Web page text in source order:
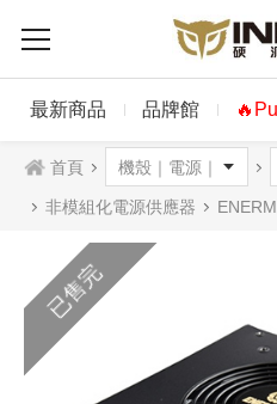
最新商品 品牌館
首頁
非模組化電源供應器 ENERMAX 安耐美
已售完